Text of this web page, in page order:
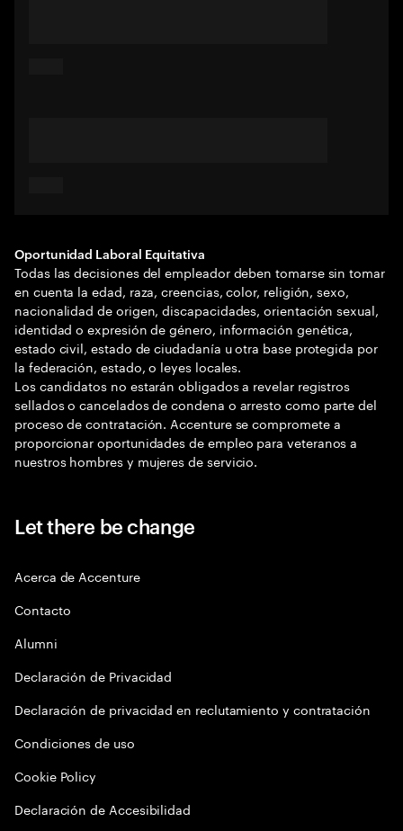
Oportunidad Laboral Equitativa
Todas las decisiones del empleador deben tomarse sin tomar
en cuenta la edad, raza, creencias, color, religión, sexo,
nacionalidad de origen, discapacidades, orientación sexual,
identidad o expresión de género, información genética,
estado civil, estado de ciudadanía u otra base protegida por
la federación, estado, o leyes locales.
Los candidatos no estarán obligados a revelar registros
sellados o cancelados de condena o arresto como parte del
proceso de contratación. Accenture se compromete a
proporcionar oportunidades de empleo para veteranos a
nuestros hombres y mujeres de servicio.
Let there be change
Acerca de Accenture
Contacto
Alumni
Declaración de Privacidad
Declaración de privacidad en reclutamiento y contratación
Condiciones de uso
Cookie Policy
Declaración de Accesibilidad